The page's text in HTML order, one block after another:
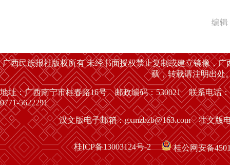
编
广西民族报社版权所有 未经书面授权禁止复制或建立镜像，
载，转载请注明出处
地址：广西南宁市桂春路16号 邮政编码：530021 联系电话：
0771-5622291
汉文版电子邮箱：gxmzbzb@163.com 壮文版
桂ICP备13003124号-2 桂公网安备